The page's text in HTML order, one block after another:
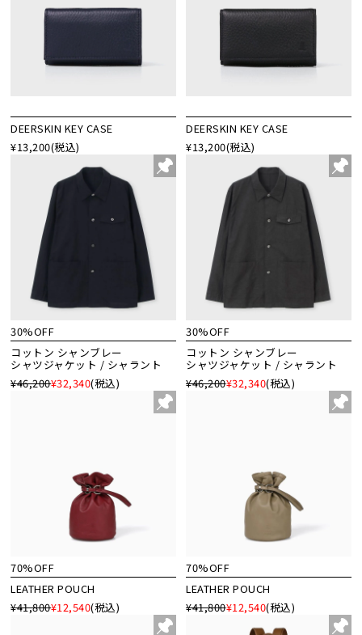
DEERSKIN KEY CASE
¥13,200(税込)
DEERSKIN KEY CASE
¥13,200(税込)
30%OFF
コットン シャンブレー
シャツジャケット / シャラント
¥46,200¥32,340(税込)
30%OFF
コットン シャンブレー
シャツジャケット / シャラント
¥46,200¥32,340(税込)
70%OFF
LEATHER POUCH
¥41,800¥12,540(税込)
70%OFF
LEATHER POUCH
¥41,800¥12,540(税込)